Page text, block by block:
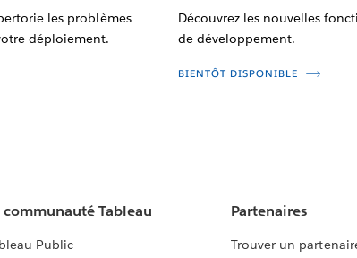
les problèmes
déploiement.
Découvrez les nouvelles
de développement.
BIENTÔT DISPONIBLE
communauté Tableau
Public
Partenaires
Trouver un